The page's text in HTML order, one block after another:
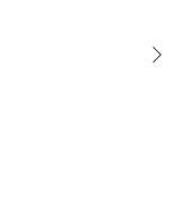
ついては発送日が